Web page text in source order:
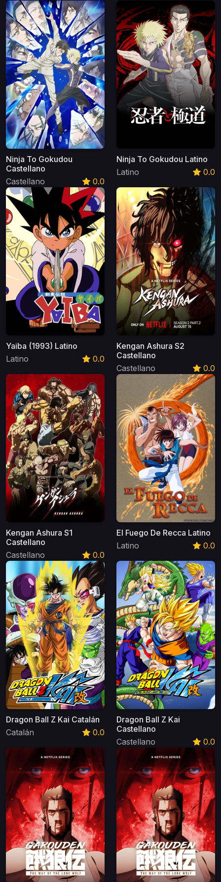
Ninja To Gokudou
Castellano
Castellano
0.0
Ninja To Gokudou Latino
Latino
0.0
Yaiba (1993) Latino
Latino
0.0
Kengan Ashura S2
Castellano
Castellano
0.0
Kengan Ashura S1
Castellano
Castellano
0.0
El Fuego De Recca Latino
Latino
0.0
Dragon Ball Z Kai Catalán
Catalán
0.0
Dragon Ball Z Kai
Castellano
Castellano
0.0